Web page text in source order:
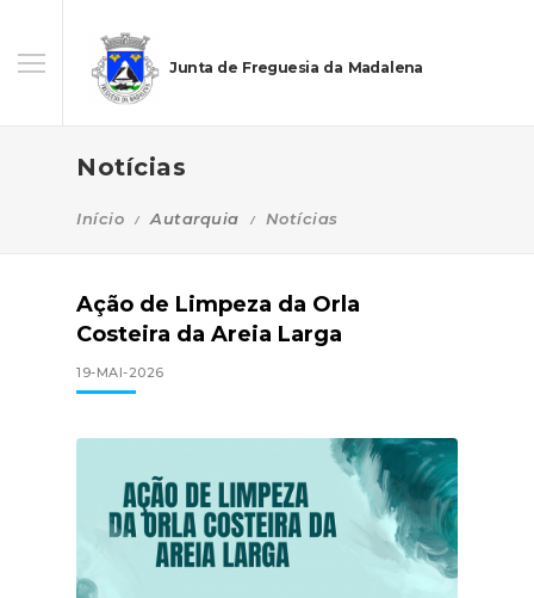
Junta de Freguesia da Madalena
Notícias
Início Autarquia Notícias
Ação de Limpeza da Orla
Costeira da Areia Larga
19-MAI-2026